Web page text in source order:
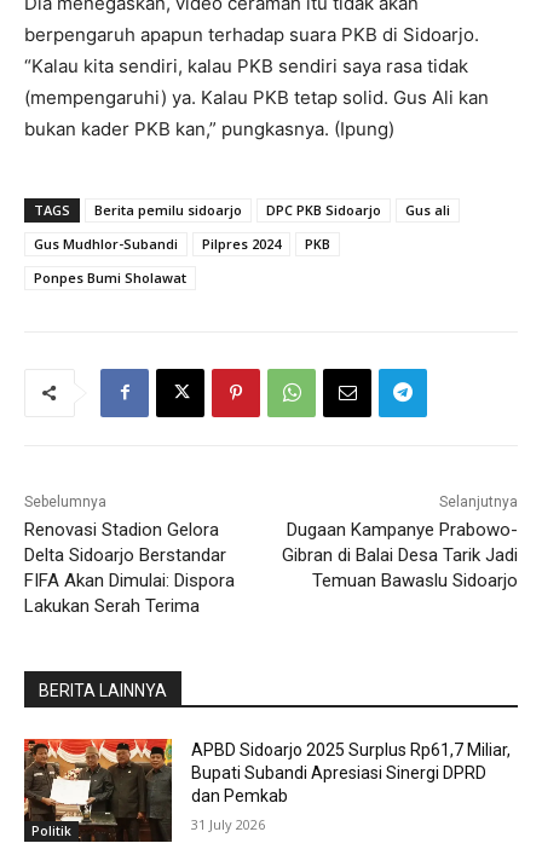
berpengaruh apapun terhadap suara PKB di Sidoarjo.
“Kalau kita sendiri, kalau PKB sendiri saya rasa tidak
(mempengaruhi) ya. Kalau PKB tetap solid. Gus Ali kan
bukan kader PKB kan,” pungkasnya. (Ipung)
TAGS Berita pemilu sidoarjo DPC PKB Sidoarjo
Gus ali
Gus Mudhlor-Subandi
Pilpres 2024
PKB
Ponpes Bumi Sholawat
Sebelumnya
Renovasi Stadion Gelora
Delta Sidoarjo Berstandar
FIFA Akan Dimulai: Dispora
Lakukan Serah Terima
Selanjutnya
Dugaan Kampanye Prabowo-
Gibran di Balai Desa Tarik Jadi
Temuan Bawaslu Sidoarjo
BERITA LAINNYA
Politik
APBD Sidoarjo 2025 Surplus Rp61,7 Miliar,
Bupati Subandi Apresiasi Sinergi DPRD
dan Pemkab
31 July 2026